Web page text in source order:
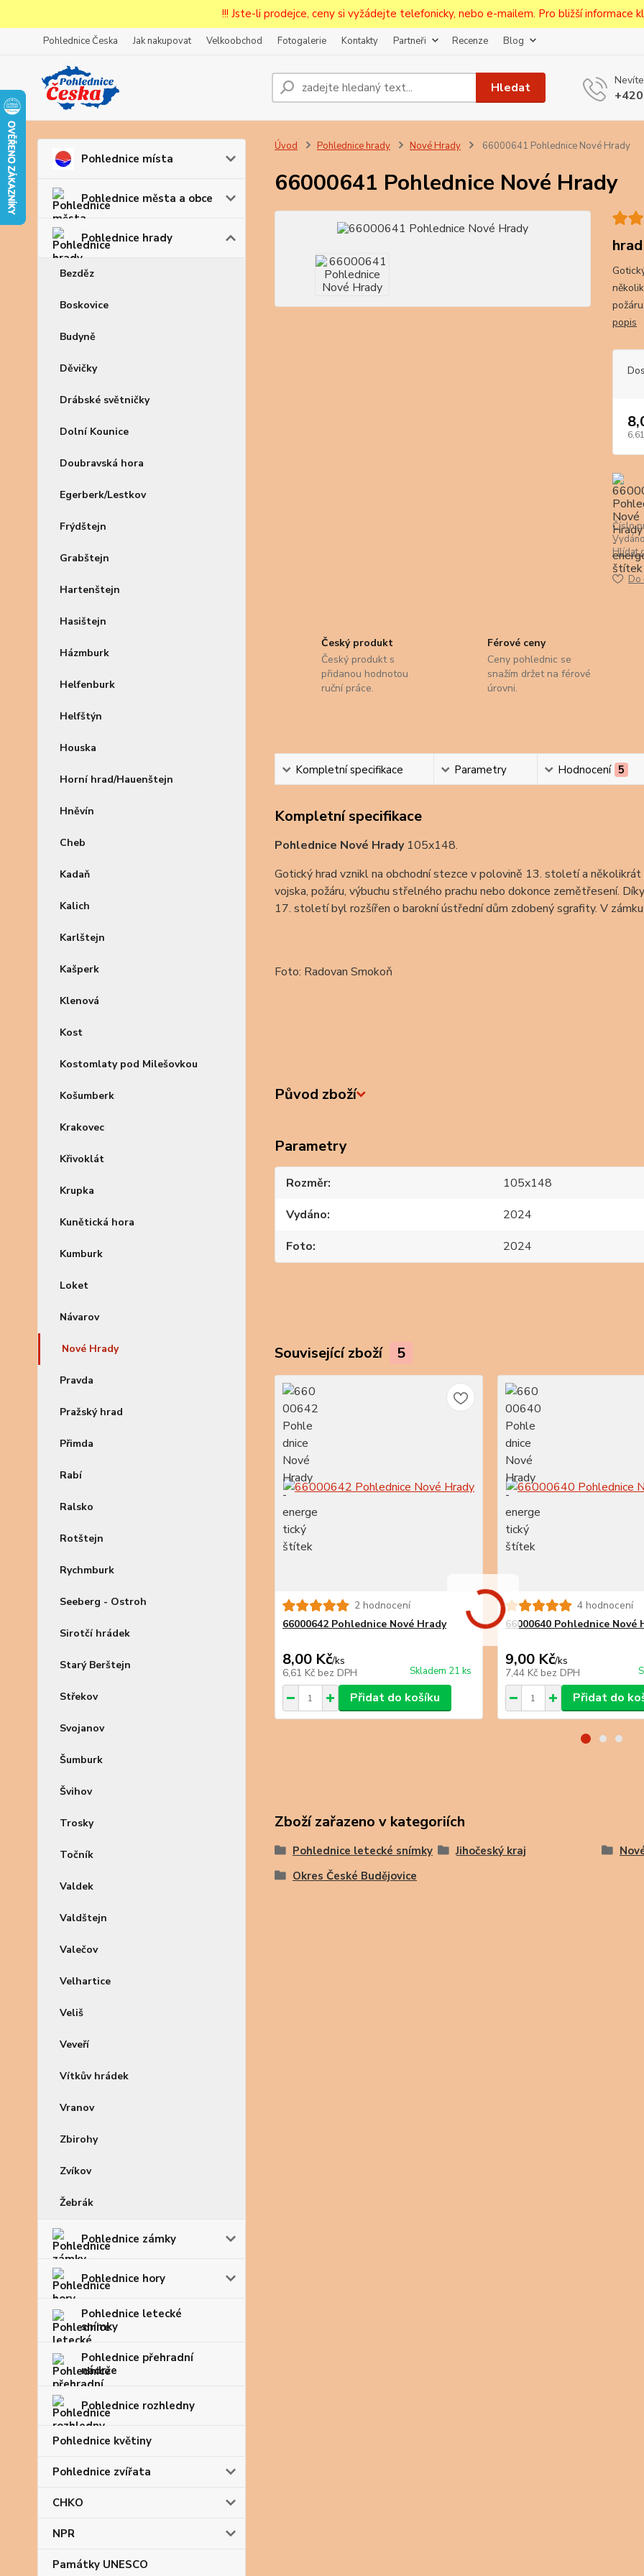
!!! Jste-li prodejce, ceny si vyžádejte telefonicky, nebo e-mailem. Pro bližší informace
Pohlednice Česka Jak nakupovat Velkoobchod Fotogalerie Kontakty Partneři Recenze Blog
Hledat
Pohlednice místa
Pohlednice města a obce
Pohlednice hrady
Bezděz
Boskovice
Budyně
Děvičky
Drábské světničky
Dolní Kounice
Doubravská hora
Egerberk/Lestkov
Frýdštejn
Grabštejn
Hartenštejn
Hasištejn
Házmburk
Helfenburk
Helfštýn
Houska
Horní hrad/Hauenštejn
Hněvín
Cheb
Kadaň
Kalich
Karlštejn
Kašperk
Klenová
Kost
Kostomlaty pod Milešovkou
Košumberk
Krakovec
Křivoklát
Krupka
Kunětická hora
Kumburk
Loket
Návarov
Nové Hrady
Pravda
Pražský hrad
Přimda
Rabí
Ralsko
Rotštejn
Rychmburk
Seeberg - Ostroh
Sirotčí hrádek
Starý Berštejn
Střekov
Svojanov
Šumburk
Švihov
Trosky
Točník
Valdek
Valdštejn
Valečov
Velhartice
Veliš
Veveří
Vítkův hrádek
Vranov
Zbirohy
Zvíkov
Žebrák
Pohlednice zámky
Pohlednice hory
Pohlednice letecké
snímky
Pohlednice přehradní
nádrže
Pohlednice rozhledny
Pohlednice květiny
Pohlednice zvířata
CHKO
NPR
Památky UNESCO
Úvod Pohlednice hrady Nové Hrady 66000641 Pohlednice Nové Hrady
66000641 Pohlednice Nové Hrady
popis
Číslo
Hlídat
Do
Český produkt
Český produkt s
přidanou hodnotou
ruční práce.
Férové ceny
Ceny pohlednic se
snažím držet na férové
úrovni.
Kompletní specifikace Parametry Hodnocení 5
Kompletní specifikace
Pohlednice Nové Hrady 105x148.
Gotický hrad vznikl na obchodní stezce v polovině 13. století a
vojska, požáru, výbuchu střelného prachu nebo dokonce zemětřesení.
17. století byl rozšířen o barokní ústřední dům zdobený sgrafity. V
Foto: Radovan Smokoň
Původ zboží
Parametry
Rozměr
105x148
Vydáno
2024
Foto
2024
Související zboží 5
2 hodnocení
66000642 Pohlednice Nové Hrady
8,00 Kč/ks
6,61 Kč bez DPH Skladem 21 ks
Přidat do košíku
4 hodnocení
66000640 Pohlednice Nové
9,00 Kč/ks
7,44 Kč bez DPH
Přidat do
Zboží zařazeno v kategoriích
Pohlednice letecké snímky Jihočeský kraj
Okres České Budějovice
Prodejcům bude po zaregistrování nastavena sleva, případně upravena
první objednávce.
Souhlasím sezpracováním osobních údajů